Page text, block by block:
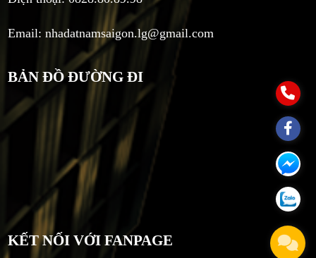
Email: nhadatnamsaigon.lg@gmail.com
BẢN ĐỒ ĐƯỜNG ĐI
KẾT NỐI VỚI FANPAGE